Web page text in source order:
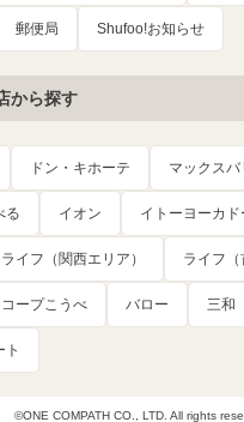
郵便局 Shufoo!お知らせ
から探す
ドン・キホーテ マックスバ
る イオン イトーヨーカド
ライフ（関西エリア） ライフ（
コープこうべ バロー 三和
ト
©ONE COMPATH CO., LTD. All rights